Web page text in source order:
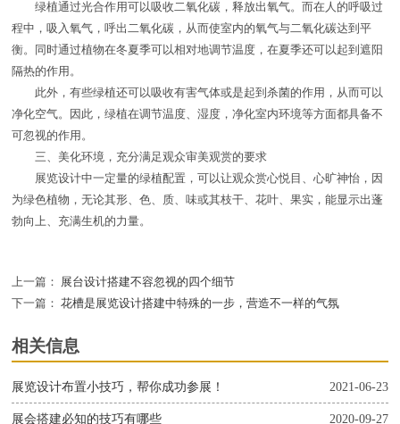
绿植通过光合作用可以吸收二氧化碳，释放出氧气。而在人的呼吸过
程中，吸入氧气，呼出二氧化碳，从而使室内的氧气与二氧化碳达到平
衡。同时通过植物在冬夏季可以相对地调节温度，在夏季还可以起到遮阳
隔热的作用。
此外，有些绿植还可以吸收有害气体或是起到杀菌的作用，从而可以
净化空气。因此，绿植在调节温度、湿度，净化室内环境等方面都具备不
可忽视的作用。
三、美化环境，充分满足观众审美观赏的要求
展览设计中一定量的绿植配置，可以让观众赏心悦目、心旷神怡，因
为绿色植物，无论其形、色、质、味或其枝干、花叶、果实，能显示出蓬
勃向上、充满生机的力量。
上一篇：
展台设计搭建不容忽视的四个细节
下一篇： 花槽是展览设计搭建中特殊的一步，营造不一样的气氛
相关信息
2021-06-23
展览设计布置小技巧，帮你成功参展！
2020-09-27
展会搭建必知的技巧有哪些